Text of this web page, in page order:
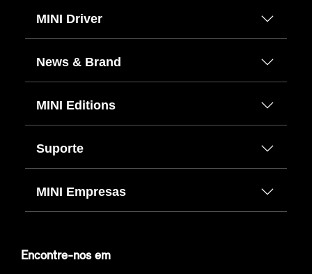
MINI Driver
News & Brand
MINI Editions
Suporte
MINI Empresas
Encontre-nos em